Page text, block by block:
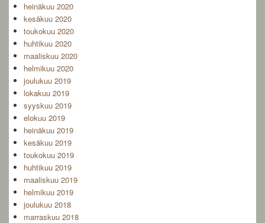
heinäkuu 2020
kesäkuu 2020
toukokuu 2020
huhtikuu 2020
maaliskuu 2020
helmikuu 2020
joulukuu 2019
lokakuu 2019
syyskuu 2019
elokuu 2019
heinäkuu 2019
kesäkuu 2019
toukokuu 2019
huhtikuu 2019
maaliskuu 2019
helmikuu 2019
joulukuu 2018
marraskuu 2018